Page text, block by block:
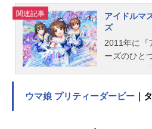
関連記事
アイドルマ
ズ
2011年に『
ーズのひと
ズ、CD、ラ
ウマ娘 プリティーダービー ｜